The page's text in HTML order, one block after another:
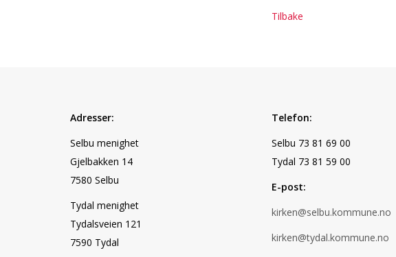
Tilbake
Adresser:
Selbu menighet
Gjelbakken 14
7580 Selbu
Tydal menighet
Tydalsveien 121
7590 Tydal
Telefon:
Selbu 73 81 69 00
Tydal 73 81 59 00
E-post:
kirken@selbu.kommune.no
kirken@tydal.kommune.no